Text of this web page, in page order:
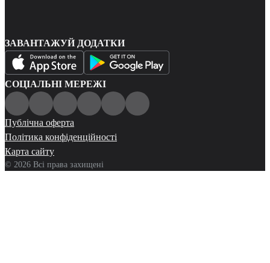
ЗАВАНТАЖУЙ ДОДАТКИ
СОЦІАЛЬНІ МЕРЕЖІ
Публічна оферта
Політика конфіденційності
Карта сайту
© 2026 Всі права захищені